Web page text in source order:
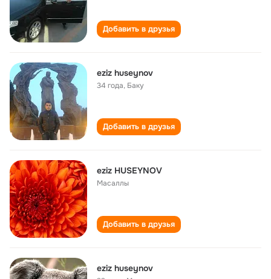
Добавить в друзья
eziz huseynov
34 года, Баку
Добавить в друзья
eziz HUSEYNOV
Масаллы
Добавить в друзья
eziz huseynov